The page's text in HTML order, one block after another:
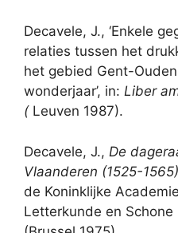
Decavele, J., ‘Enkele
relaties tussen het
het gebied Gent-
wonderjaar’, in: Liber
( Leuven 1987).
Decavele, J., De
Vlaanderen (1525-1565)
de Koninklijke
Letterkunde en Schone